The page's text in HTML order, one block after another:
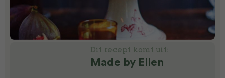
Dit recept komt uit:
Made by Ellen